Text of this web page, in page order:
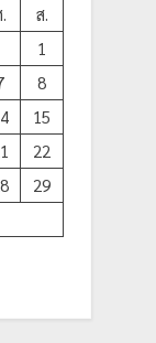
ส.
1
8
15
22
29